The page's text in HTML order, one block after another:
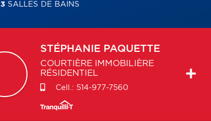
3SALLES DE BAINS
STÉPHANIE PAQUETTE
COURTIÈRE IMMOBILIÈRE
RÉSIDENTIEL
Cell.: 514-977-7560